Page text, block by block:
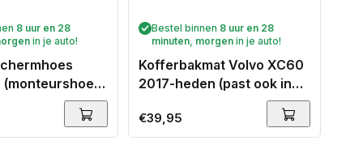
8 uur en 28
in je auto!
(monteurshoes)
Bestel binnen 8 uur en 28
minuten, morgenin je auto!
Kofferbakmat Volvo XC60
2017-heden (past ook in
Plug-in hybrid) - Guardliner
Normale
prijs
€39,95